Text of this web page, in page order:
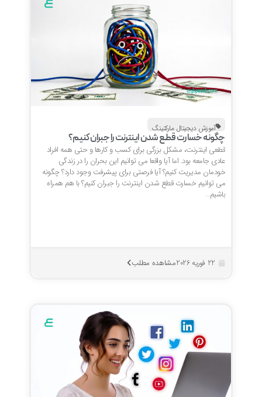
آموزش دیجیتال مارکتینگ
چگونه خسارت قطع شدن اینترنت را جبران کنیم؟
قطعی اینترنت، مشکل بزرگی برای کسب و کارها و حتی همه افراد
عادی جامعه بود. اما آیا واقعا می توانیم این بحران را در زندگی
خودمان مدیریت کنیم؟ آیا فرصتی برای پیشرفت وجود دارد؟ چگونه
می توانیم خسارت قطع شدن اینترنت را جبران کنیم؟ با هم همراه
باشیم…
22 فوریه 2026 مشاهده مطلب